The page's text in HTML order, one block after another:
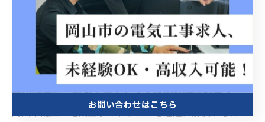
電気トラブル解決なら岡山市南区の
専門業者へ
岡山市南区 電気工事でトラブル迅速解決のコツ
岡山市南区で電気工事のトラブルを迅速に解決するため
お問い合わせはこちら